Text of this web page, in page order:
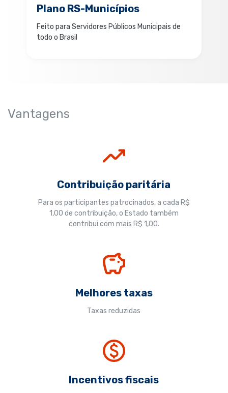
Plano RS-Municípios
Feito para Servidores Públicos Municipais de
todo o Brasil
Vantagens
Contribuição paritária
Para os participantes patrocinados, a cada R$
1,00 de contribuição, o Estado também
contribui com mais R$ 1,00.
Melhores taxas
Taxas reduzidas
Incentivos fiscais